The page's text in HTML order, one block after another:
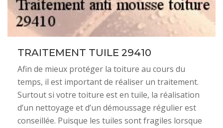
TRAITEMENT TUILE 29410
Afin de mieux protéger la toiture au cours du
temps, il est important de réaliser un traitement.
Surtout si votre toiture est en tuile, la réalisation
d’un nettoyage et d’un démoussage régulier est
conseillée. Puisque les tuiles sont fragiles lorsque